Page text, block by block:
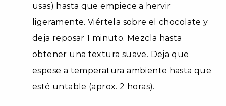
usas) hasta que empiece a hervir
ligeramente. Viértela sobre el chocolate y
deja reposar 1 minuto. Mezcla hasta
obtener una textura suave. Deja que
espese a temperatura ambiente hasta que
esté untable (aprox. 2 horas).